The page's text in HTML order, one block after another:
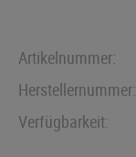
Artikelnummer:
Herstellernummer:
Verfügbarkeit: